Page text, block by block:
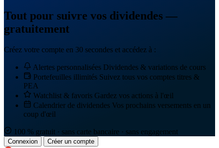
Tout pour suivre vos dividendes —
gratuitement
Créez votre compte en 30 secondes et accédez à :
Alertes personnalisées Dividendes & variations de cours
Portefeuilles illimités Suivez tous vos comptes titres &
PEA
Watchlist & favoris Gardez vos actions à l'œil
Calendrier de dividendes Vos prochains versements en un
coup d'œil
100 % gratuit · sans carte bancaire · sans engagement
Connexion Créer un compte